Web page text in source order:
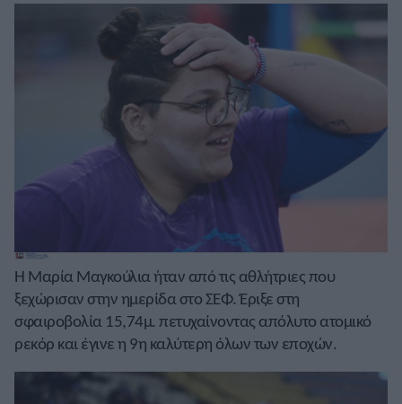
Η Μαρία Μαγκούλια ήταν από τις αθλήτριες που
ξεχώρισαν στην ημερίδα στο ΣΕΦ. Έριξε στη
σφαιροβολία 15,74μ. πετυχαίνοντας απόλυτο ατομικό
ρεκόρ και έγινε η 9η καλύτερη όλων των εποχών.